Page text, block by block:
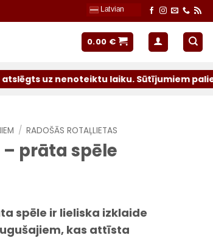
Latvian
0.00 €
laiku. Sūtījumiem paliek
/ RADOŠĀS ROTAĻLIETAS
prāta spēle
spēle ir lieliska izklaide
kas attīsta